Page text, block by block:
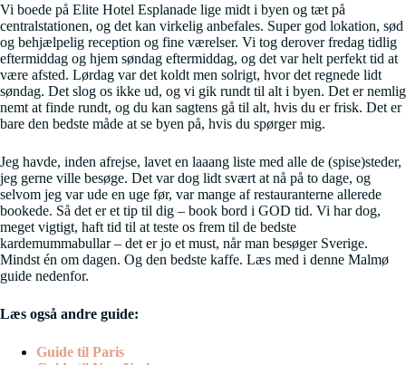
Vi boede på Elite Hotel Esplanade lige midt i byen og tæt på
centralstationen, og det kan virkelig anbefales. Super god lokation, sød
og behjælpelig reception og fine værelser. Vi tog derover fredag tidlig
eftermiddag og hjem søndag eftermiddag, og det var helt perfekt tid at
være afsted. Lørdag var det koldt men solrigt, hvor det regnede lidt
søndag. Det slog os ikke ud, og vi gik rundt til alt i byen. Det er nemlig
nemt at finde rundt, og du kan sagtens gå til alt, hvis du er frisk. Det er
bare den bedste måde at se byen på, hvis du spørger mig.
Jeg havde, inden afrejse, lavet en laaang liste med alle de (spise)steder,
jeg gerne ville besøge. Det var dog lidt svært at nå på to dage, og
selvom jeg var ude en uge før, var mange af restauranterne allerede
bookede. Så det er et tip til dig – book bord i GOD tid. Vi har dog,
meget vigtigt, haft tid til at teste os frem til de bedste
kardemummabullar – det er jo et must, når man besøger Sverige.
Mindst én om dagen. Og den bedste kaffe. Læs med i denne Malmø
guide nedenfor.
Læs også andre guide:
Guide til Paris